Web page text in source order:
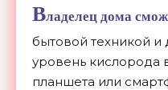
Владелец дома
бытовой техникой и
уровень кислорода
планшета или